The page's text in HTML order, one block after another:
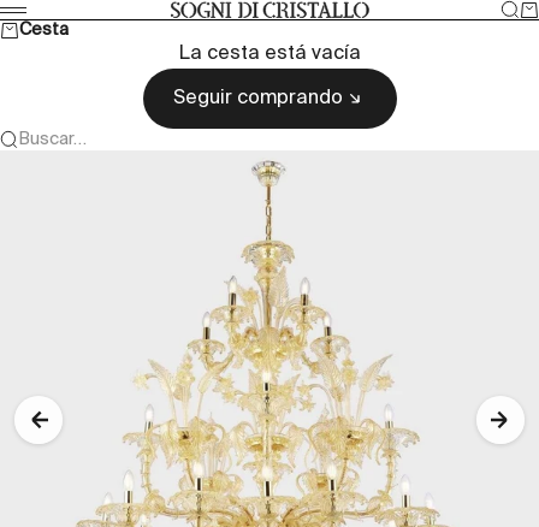
Ir al contenido Sogni di cristallo
Menú
Cesta
La cesta está vacía
Seguir comprando
Buscar…